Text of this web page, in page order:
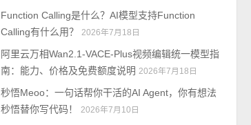
Function Calling是什么？AI模型支持Function
Calling有什么用？
2026年7月18日
阿里云万相Wan2.1-VACE-Plus视频编辑统一模型指
南：能力、价格及免费额度说明 2026年7月18日
秒悟Meoo：一句话帮你干活的AI Agent，你有想法
秒悟替你写代码！
2026年7月10日